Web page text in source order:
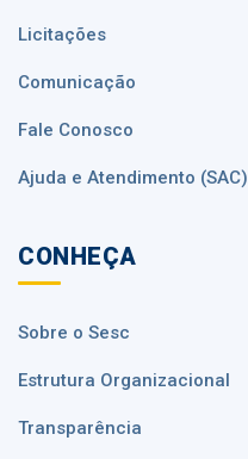
Licitações
Comunicação
Fale Conosco
Ajuda e Atendimento (SAC)
CONHEÇA
Sobre o Sesc
Estrutura Organizacional
Transparência